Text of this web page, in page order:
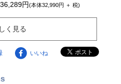
36,289円(本体32,990円 ＋ 税)
く見る
いいね